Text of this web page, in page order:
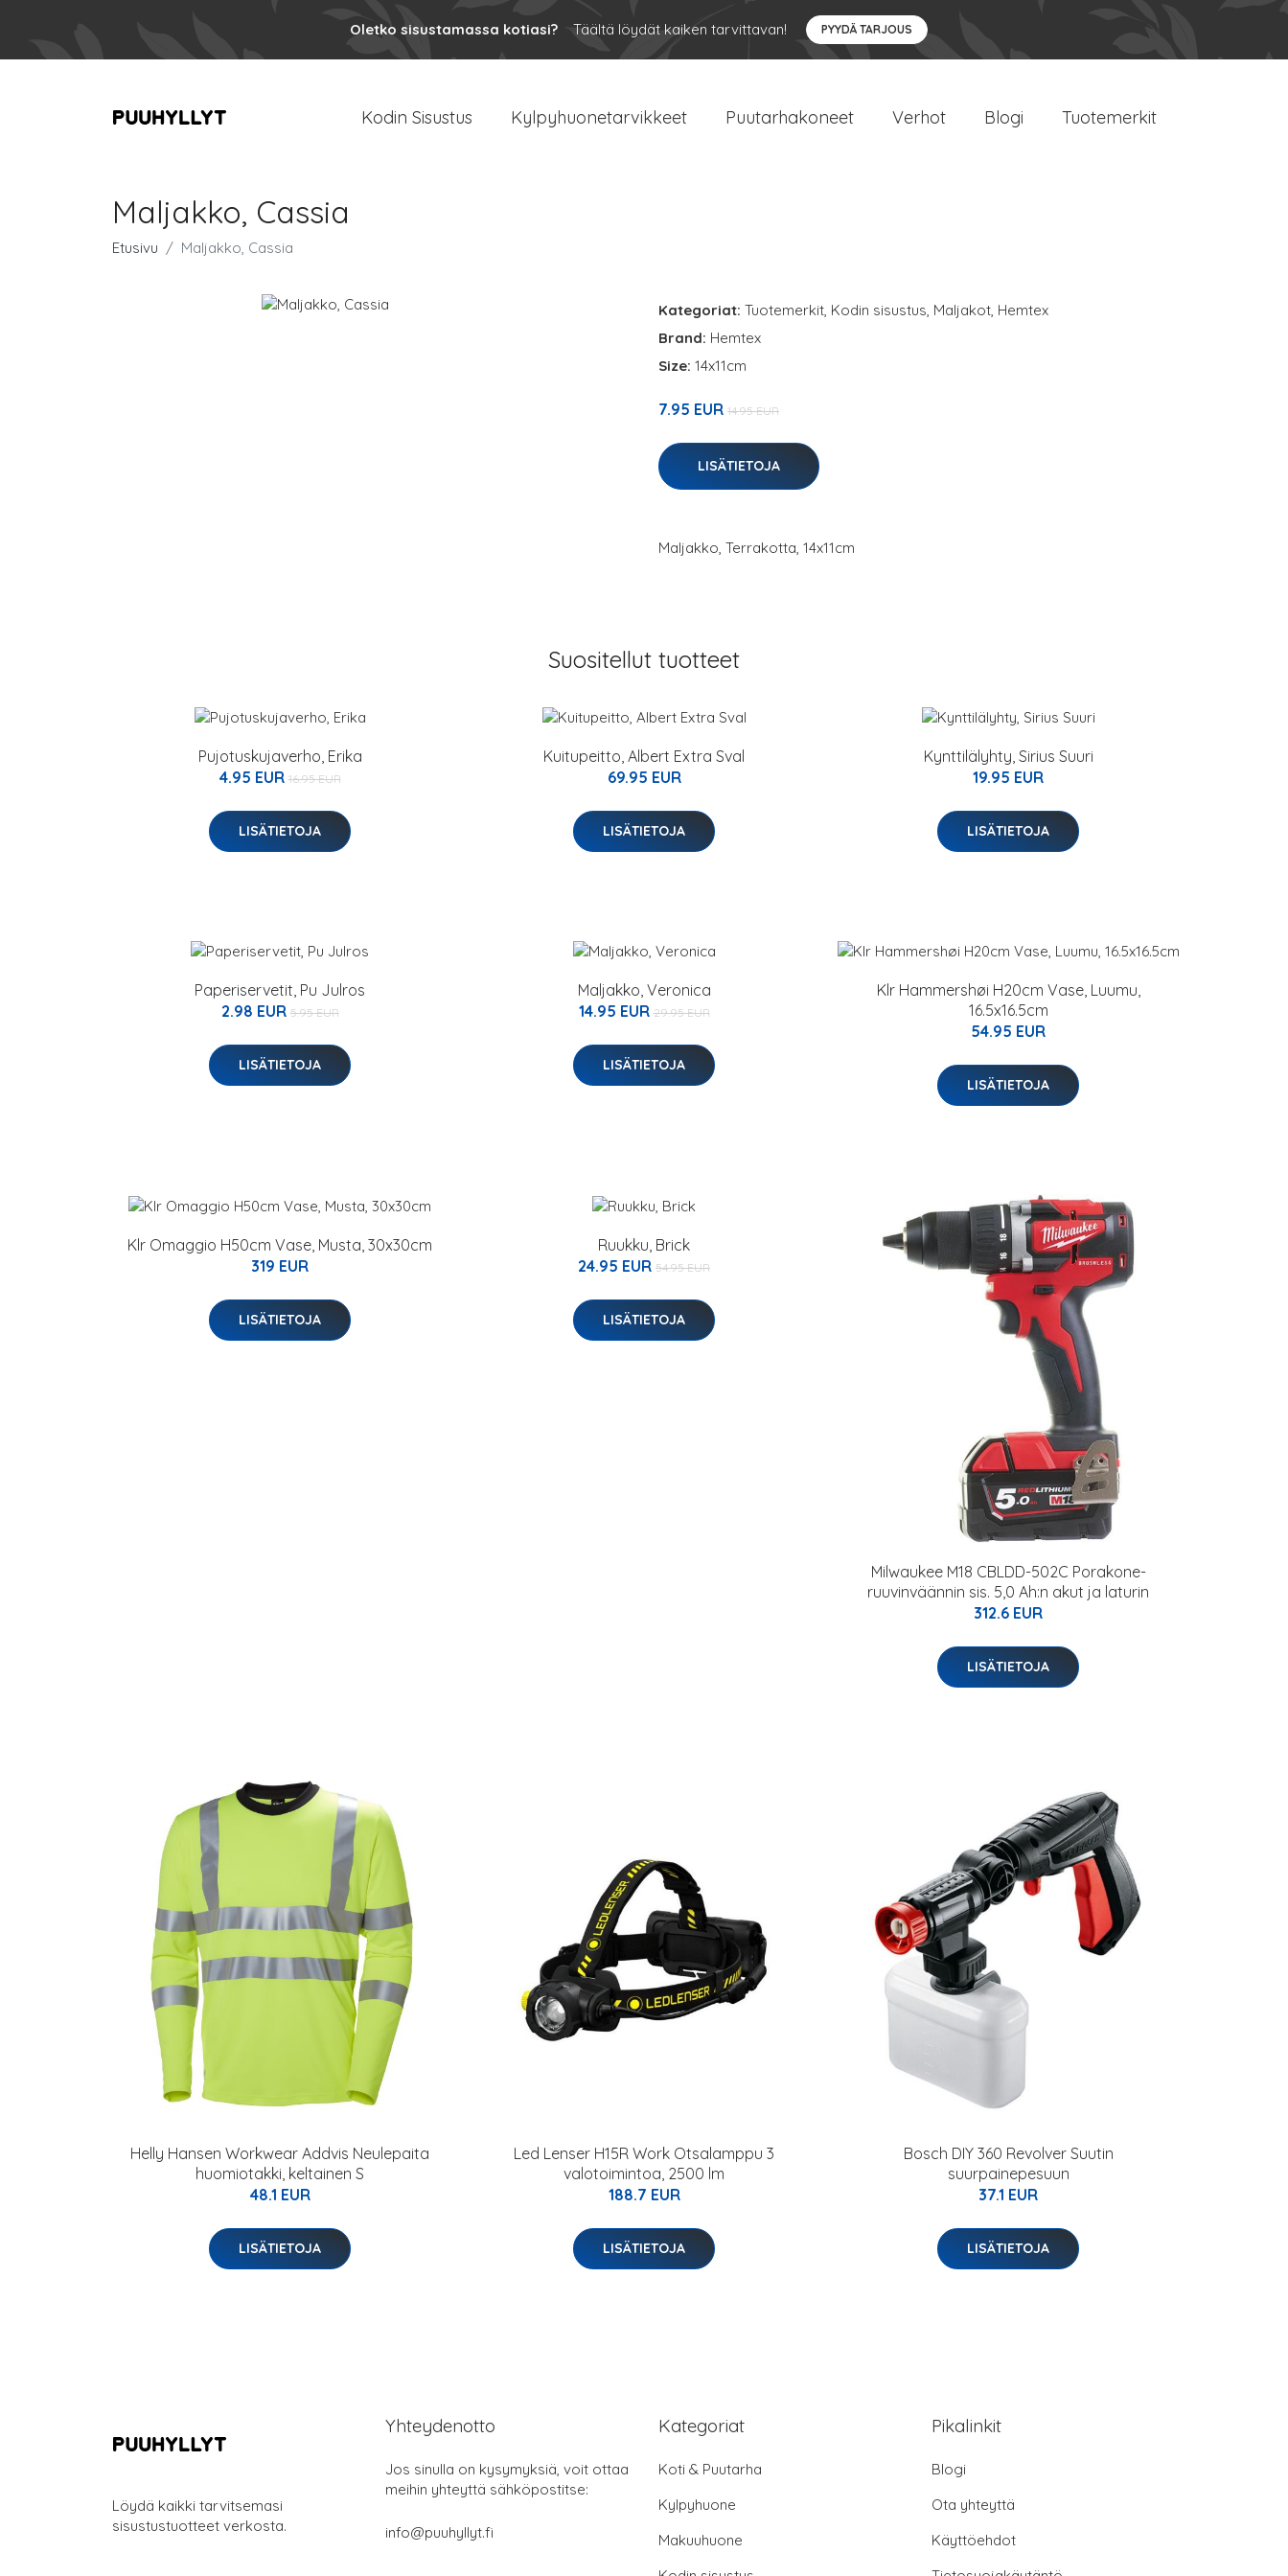
Oletko sisustamassa kotiasi? Täältä löydät kaiken tarvittavan! PYYDÄ TARJOUS
Kodin Sisustus Kylpyhuonetarvikkeet Puutarhakoneet Verhot Blogi Tuotemerkit
Maljakko, Cassia
Etusivu Maljakko, Cassia
Kategoriat: Tuotemerkit, Kodin sisustus, Maljakot, Hemtex
Brand: Hemtex
Size: 14x11cm
7.95 EUR 14.95 EUR
LISÄTIETOJA
Maljakko, Terrakotta, 14x11cm
Suositellut tuotteet
Pujotuskujaverho, Erika
4.95 EUR 16.95 EUR
LISÄTIETOJA
Kuitupeitto, Albert Extra Sval
69.95 EUR
LISÄTIETOJA
Kynttilälyhty, Sirius Suuri
19.95 EUR
LISÄTIETOJA
Paperiservetit, Pu Julros
2.98 EUR 5.95 EUR
LISÄTIETOJA
Maljakko, Veronica
14.95 EUR 29.95 EUR
LISÄTIETOJA
Klr Hammershøi H20cm Vase, Luumu,
16.5x16.5cm
54.95 EUR
LISÄTIETOJA
Klr Omaggio H50cm Vase, Musta, 30x30cm
319 EUR
LISÄTIETOJA
Ruukku, Brick
24.95 EUR 54.95 EUR
LISÄTIETOJA
Milwaukee M18 CBLDD-502C Porakone-
ruuvinväännin sis. 5,0 Ah:n akut ja laturin
312.6 EUR
LISÄTIETOJA
Helly Hansen Workwear Addvis Neulepaita
huomiotakki, keltainen S
48.1 EUR
LISÄTIETOJA
Led Lenser H15R Work Otsalamppu 3
valotoimintoa, 2500 lm
188.7 EUR
LISÄTIETOJA
Bosch DIY 360 Revolver Suutin
suurpainepesuun
37.1 EUR
LISÄTIETOJA
Löydä kaikki tarvitsemasi
sisustustuotteet verkosta.
Yhteydenotto
Jos sinulla on kysymyksiä, voit ottaa
meihin yhteyttä sähköpostitse:
info@puuhyllyt.fi
Kategoriat
Koti & Puutarha
Kylpyhuone
Makuuhuone
Pikalinkit
Blogi
Ota yhteyttä
Käyttöehdot